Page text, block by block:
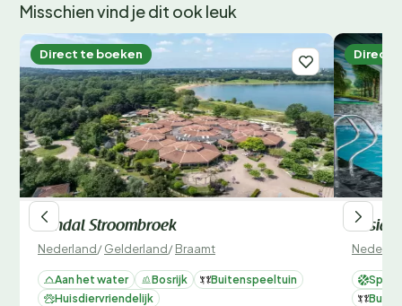
Misschien vind je dit ook leuk
Direct te boeken
Landal Stroombroek
Nederland/Gelderland/Braamt
Aan het water Bosrijk
Buitenspeeltuin
Huisdiervriendelijk
Direct